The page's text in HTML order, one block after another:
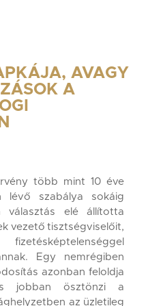
AVAGY
A
több mint 10 éve
lévő szabálya sokáig
választás elé állította
vezető tisztségviselőit,
Egy nemrégiben
azonban feloldja
jobban ösztönzi a
az üzletileg